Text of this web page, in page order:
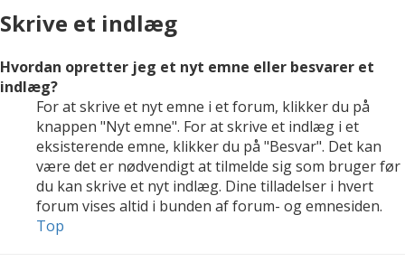
Skrive et indlæg
Hvordan opretter jeg et nyt emne eller besvarer et
indlæg?
For at skrive et nyt emne i et forum, klikker du på
knappen "Nyt emne". For at skrive et indlæg i et
eksisterende emne, klikker du på "Besvar". Det kan
være det er nødvendigt at tilmelde sig som bruger før
du kan skrive et nyt indlæg. Dine tilladelser i hvert
forum vises altid i bunden af forum- og emnesiden.
Top